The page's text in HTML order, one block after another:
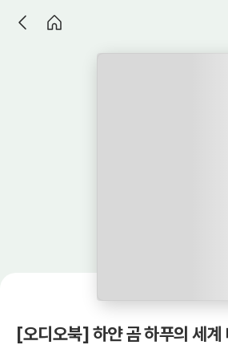
[오디오북] 하얀 곰 하푸의 세계